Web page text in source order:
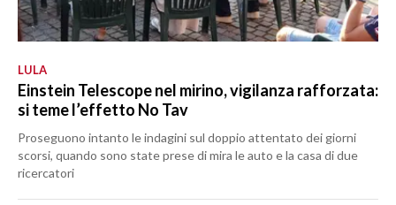
LULA
Einstein Telescope nel mirino, vigilanza rafforzata:
si teme l’effetto No Tav
Proseguono intanto le indagini sul doppio attentato dei giorni
scorsi, quando sono state prese di mira le auto e la casa di due
ricercatori